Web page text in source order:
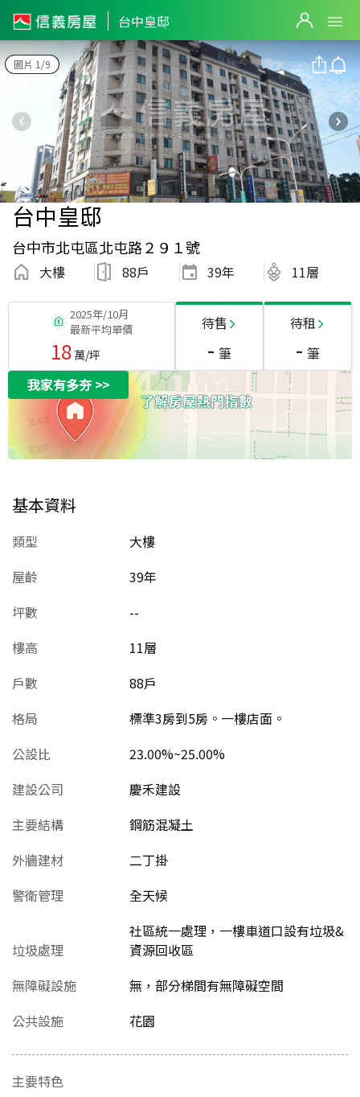
台中皇邸
圖片 1/9
台中皇邸
台中市北屯區北屯路２９１號
大樓 88戶 39年 11層
2025年/10月
最新平均單價
18萬/坪
待售
- 筆
待租
- 筆
我家有多夯>>
基本資料
類型
大樓
屋齡
39年
坪數
--
樓高
11層
戶數
88戶
格局
標準3房到5房。一樓店面。
公設比
23.00%~25.00%
建設公司
慶禾建設
主要結構
鋼筋混凝土
外牆建材
二丁掛
警衛管理
全天候
垃圾處理
社區統一處理，一樓車道口設有垃圾&
資源回收區
無障礙設施
無，部分梯間有無障礙空間
公共設施
花園
主要特色